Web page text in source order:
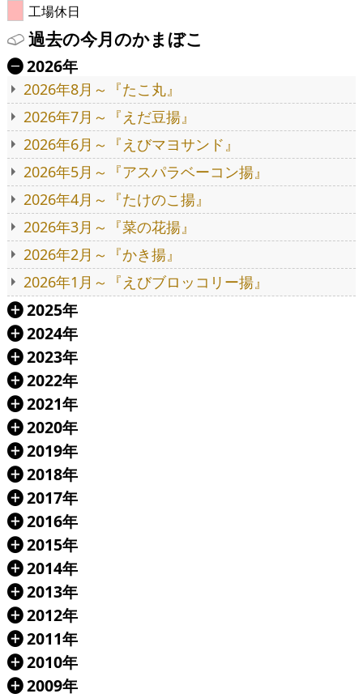
工場休日
過去の今月のかまぼこ
Ä 2026年
2026年8月～『たこ丸』
2026年7月～『えだ豆揚』
2026年6月～『えびマヨサンド』
2026年5月～『アスパラベーコン揚』
2026年4月～『たけのこ揚』
2026年3月～『菜の花揚』
2026年2月～『かき揚』
2026年1月～『えびブロッコリー揚』
Á 2025年
Á 2024年
Á 2023年
Á 2022年
Á 2021年
Á 2020年
Á 2019年
Á 2018年
Á 2017年
Á 2016年
Á 2015年
Á 2014年
Á 2013年
Á 2012年
Á 2011年
Á 2010年
Á 2009年